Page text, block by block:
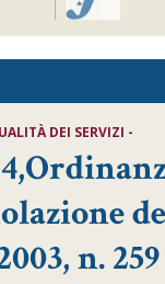
DEI SERVIZI -
n. 259